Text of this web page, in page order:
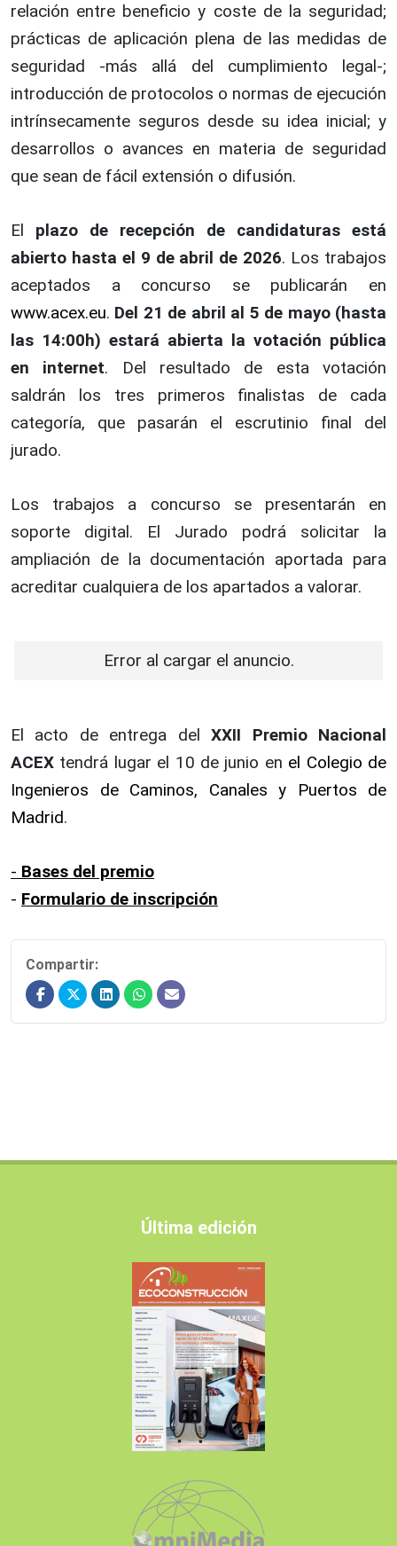
relación entre beneficio y coste de la seguridad;
prácticas de aplicación plena de las medidas de
seguridad -más allá del cumplimiento legal-;
introducción de protocolos o normas de ejecución
intrínsecamente seguros desde su idea inicial; y
desarrollos o avances en materia de seguridad
que sean de fácil extensión o difusión.
El plazo de recepción de candidaturas está
abierto hasta el 9 de abril de 2026. Los trabajos
aceptados a concurso se publicarán en
www.acex.eu. Del 21 de abril al 5 de mayo (hasta
las 14:00h) estará abierta la votación pública
en internet. Del resultado de esta votación
saldrán los tres primeros finalistas de cada
categoría, que pasarán el escrutinio final del
jurado.
Los trabajos a concurso se presentarán en
soporte digital. El Jurado podrá solicitar la
ampliación de la documentación aportada para
acreditar cualquiera de los apartados a valorar.
Error al cargar el anuncio.
El acto de entrega delXXII
Premio Nacional
ACEX tendrá lugar el 10 de junio en el Colegio de
Ingenieros de Caminos, Canales y Puertos de
Madrid.
- Bases del premio
- Formulario de inscripción
Compartir:
Última edición